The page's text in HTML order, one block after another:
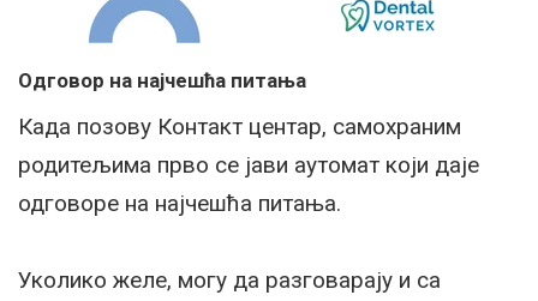
Одговор на најчешћа питања
Када позову Контакт центар, самохраним
родитељима прво се јави аутомат који даје
одговоре на најчешћа питања.
Уколико желе, могу да разговарају и са